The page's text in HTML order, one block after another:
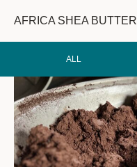
AFRICA SHEA BUTTER
ALL